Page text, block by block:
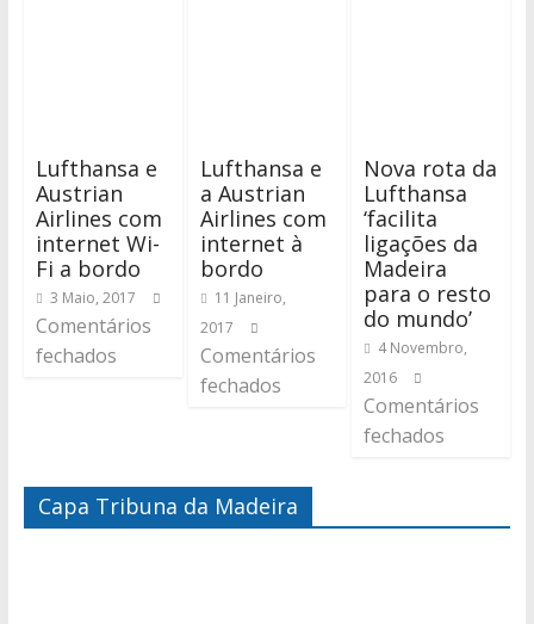
Lufthansa e
Austrian
Airlines com
internet Wi-
Fi a bordo
3 Maio, 2017
Comentários
fechados
Lufthansa e
a Austrian
Airlines com
internet à
bordo
11 Janeiro,
2017
Comentários
fechados
Nova rota da
Lufthansa
‘facilita
ligações da
Madeira
para o resto
do mundo’
4 Novembro,
2016
Comentários
fechados
Capa Tribuna da Madeira